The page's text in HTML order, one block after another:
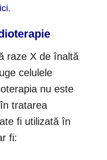
raze X de înaltă
celulele
nu este
tratarea
fi utilizată în
fi: